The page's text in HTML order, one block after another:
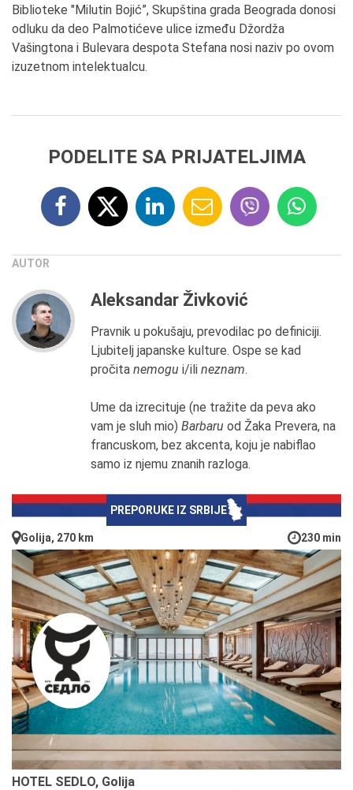
Biblioteke "Milutin Bojić”, Skupština grada Beograda donosi
odluku da deo Palmotićeve ulice između Džordža
Vašingtona i Bulevara despota Stefana nosi naziv po ovom
izuzetnom intelektualcu.
PODELITE SA PRIJATELJIMA
AUTOR
Aleksandar Živković
Pravnik u pokušaju, prevodilac po definiciji.
Ljubitelj japanske kulture. Ospe se kad
pročita nemogu i/ili neznam.
Ume da izrecituje (ne tražite da peva ako
vam je sluh mio) Barbaru od Žaka Prevera, na
francuskom, bez akcenta, koju je nabiflao
samo iz njemu znanih razloga.
PREPORUKE IZ SRBIJE
Golija, 270 km 230 min
HOTEL SEDLO, Golija